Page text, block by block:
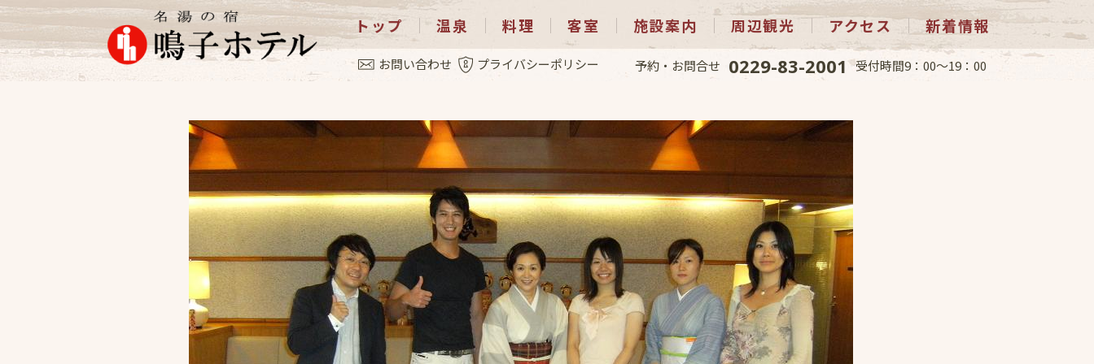
トップ 温泉 料理 客室 施設案内 周辺観光 アクセス 新着情報
お問い合わせ プライバシーポリシー 予約・お問合せ 0229-83-2001 受付時間9：00～19：00
マスコミ 2009.8.5